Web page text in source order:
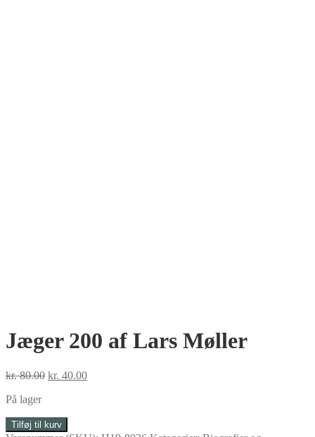
Jæger 200 af Lars Møller
kr.80.00 Den
kr. 80.00.
kr. 40.00Den
På lager
Jæger
Tilføj til kurv